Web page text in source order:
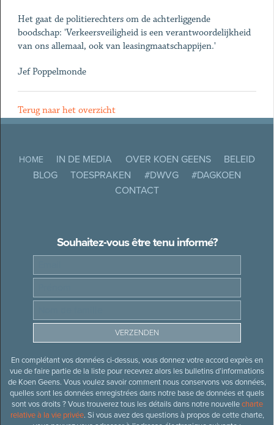
Het gaat de politierechters om de achterliggende
boodschap: 'Verkeersveiligheid is een verantwoordelijkheid
van ons allemaal, ook van leasingmaatschappijen.'
Jef Poppelmonde
Terug naar het overzicht
HOME IN DE MEDIA OVER KOEN GEENS
BELEID
BLOG
TOESPRAKEN #DWVG
#DAGKOEN
CONTACT
Souhaitez-vous être tenu informé?
En complétant vos données ci-dessus, vous donnez votre accord exprès en
vue de faire partie de la liste pour recevrez alors les bulletins d’informations
de Koen Geens. Vous voulez savoir comment nous conservons vos données,
quelles sont les données enregistrées dans notre base de données et quels
sont vos droits ? Vous trouverez tous les détails dans notre nouvellecharte
relative à la vie privée. Si vous avez des questions à propos de cette charte,